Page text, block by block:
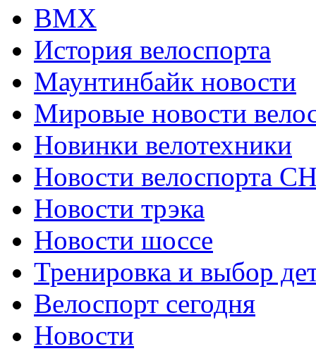
ВМХ
История велоспорта
Маунтинбайк новости
Мировые новости
Новинки велотехники
Новости велоспорта
Новости трэка
Новости шоссе
Тренировка и выбор
Велоспорт сегодня
Новости